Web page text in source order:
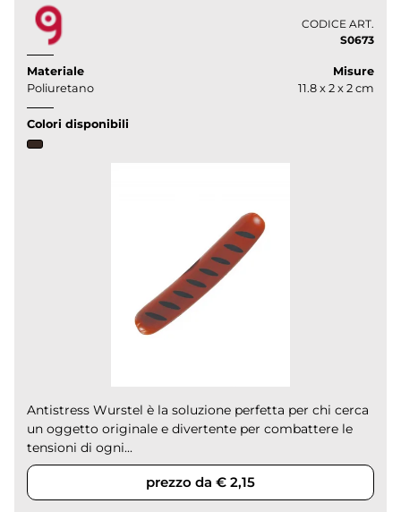
CODICE ART.
S0673
Materiale
Poliuretano
Misure
11.8 x 2 x 2 cm
Colori disponibili
Antistress Wurstel è la soluzione perfetta per chi cerca
un oggetto originale e divertente per combattere le
tensioni di ogni...
prezzo da € 2,15